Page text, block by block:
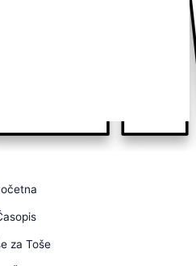
za Toše